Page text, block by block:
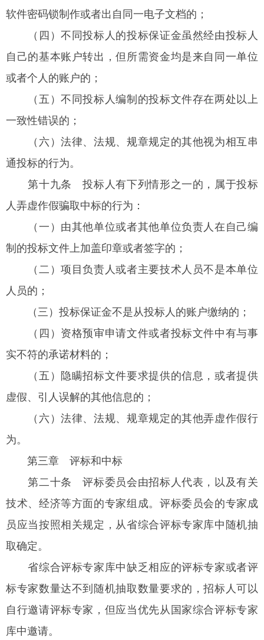
软件密码锁制作或者出自同一电子文档的；
（四）不同投标人的投标保证金虽然经由投标人
自己的基本账户转出，但所需资金均是来自同一单位
或者个人的账户的；
（五）不同投标人编制的投标文件存在两处以上
一致性错误的；
（六）法律、法规、规章规定的其他视为相互串
通投标的行为。
第十九条 投标人有下列情形之一的，属于投标
人弄虚作假骗取中标的行为：
（一）由其他单位或者其他单位负责人在自己编
制的投标文件上加盖印章或者签字的；
（二）项目负责人或者主要技术人员不是本单位
人员的；
（三）投标保证金不是从投标人的账户缴纳的；
（四）资格预审申请文件或者投标文件中有与事
实不符的承诺材料的；
（五）隐瞒招标文件要求提供的信息，或者提供
虚假、引人误解的其他信息的；
（六）法律、法规、规章规定的其他弄虚作假行
为。
第三章 评标和中标
第二十条 评标委员会由招标人代表，以及有关
技术、经济等方面的专家组成。评标委员会的专家成
员应当按照相关规定，从省综合评标专家库中随机抽
取确定。
省综合评标专家库中缺乏相应的评标专家或者评
标专家数量达不到随机抽取数量要求的，招标人可以
自行邀请评标专家，但应当优先从国家综合评标专家
库中邀请。